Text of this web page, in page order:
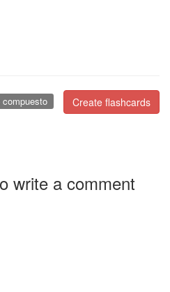
Create flashcards
write a comment